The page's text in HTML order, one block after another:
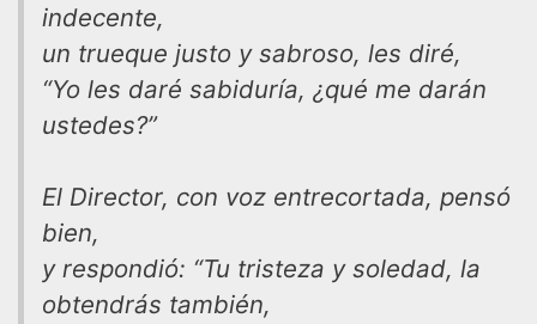
indecente,
un trueque justo y sabroso, les diré,
“Yo les daré sabiduría, ¿qué me darán
ustedes?”
El Director, con voz entrecortada, pensó
bien,
y respondió: “Tu tristeza y soledad, la
obtendrás también,